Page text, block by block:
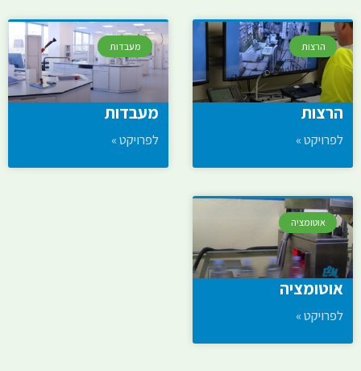
הרצות
הרצות
לפרויקט »
מעבדות
מעבדות
לפרויקט »
אוטומציה
אוטומציה
לפרויקט »